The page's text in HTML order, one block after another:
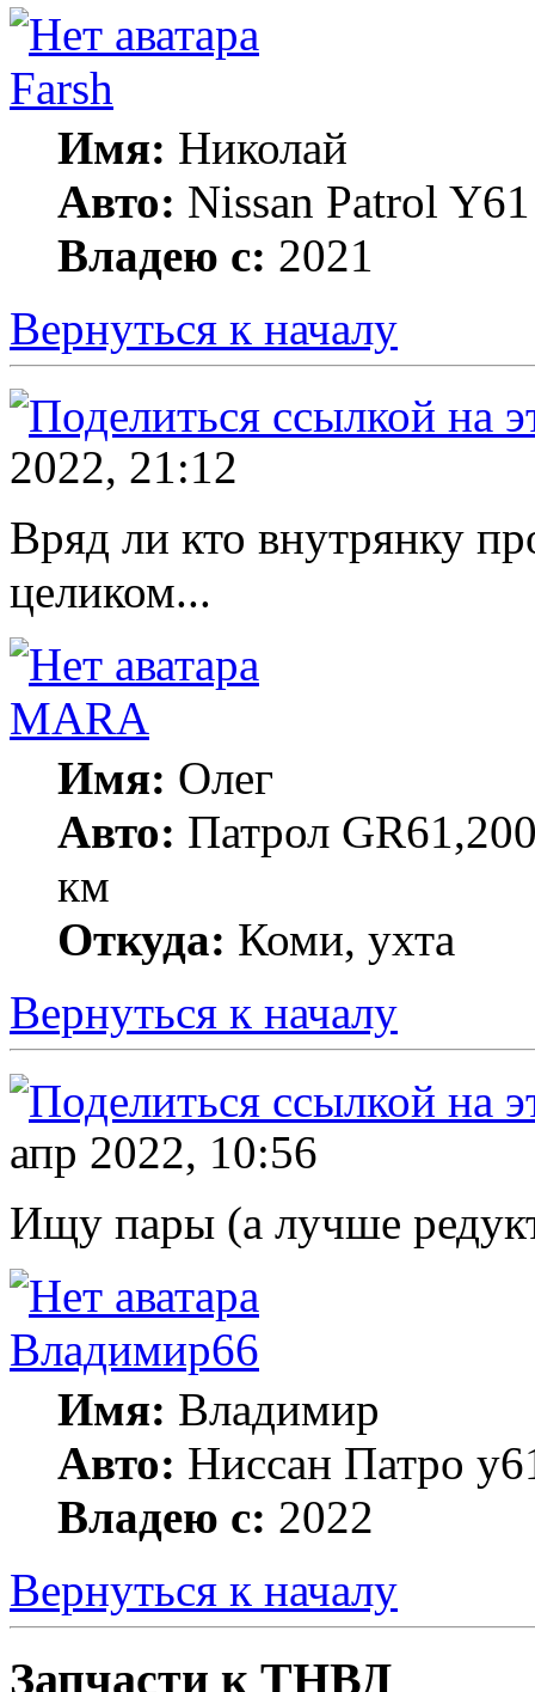
Farsh
Имя: Николай
Авто: Nissan Patrol
Владею с: 2021
Вернуться к началу
2022, 21:12
Вряд ли кто внутрянку
целиком...
MARA
Имя: Олег
Авто: Патрол
км
Откуда: Коми, ухта
Вернуться к началу
апр 2022, 10:56
Ищу пары (а лучше
Владимир66
Имя: Владимир
Авто: Ниссан Патро
Владею с: 2022
Вернуться к началу
Запчасти к ТНВД